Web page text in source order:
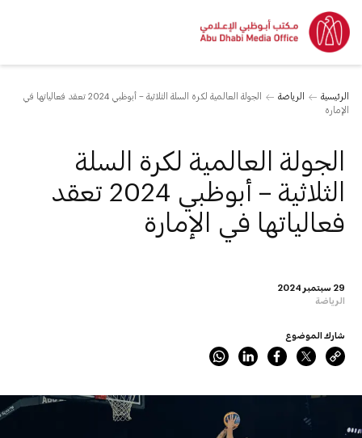
الرئيسية الرياضة
الجولة العالمية لكرة السلة الثلاثية – أبوظبي 2024 تعقد فعالياتها في
الإمارة
29 سبتمبر 2024
الرياضة
الجولة العالمية لكرة السلة
الثلاثية – أبوظبي 2024 تعقد
فعالياتها في الإمارة
شارك الموضوع